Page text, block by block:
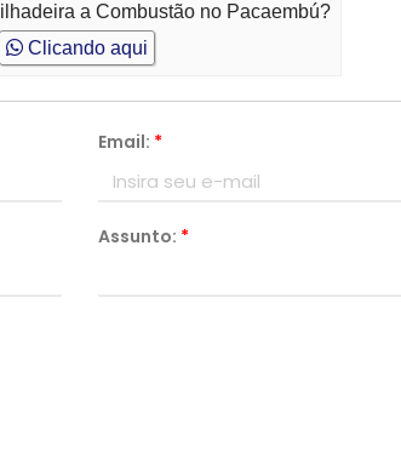
a Combustão no Pacaembú?
Clicando aqui
Email: *
Assunto: *